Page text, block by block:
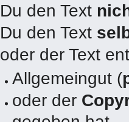
Du den Text
Du den Text
oder der Text
Allgemeingut (
oder der